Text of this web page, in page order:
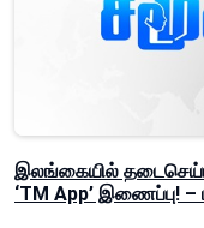
இலங்கையில்
‘TM App’ இணைப்பு!